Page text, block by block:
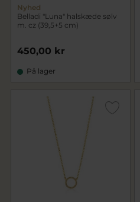
Nyhed
Belladi "Luna" halskæde sølv
m. cz (39,5+5 cm)
450,00 kr
På lager